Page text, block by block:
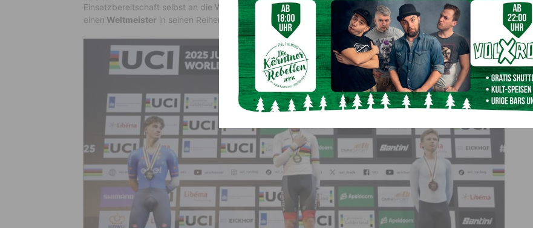
Einsatzbereitschaft selbst an die Weltspitze kommen kann. Der Kärntner Radsport darf stolz sein, erstmals
einen Weltmeister in seinen Reihen zu haben.“